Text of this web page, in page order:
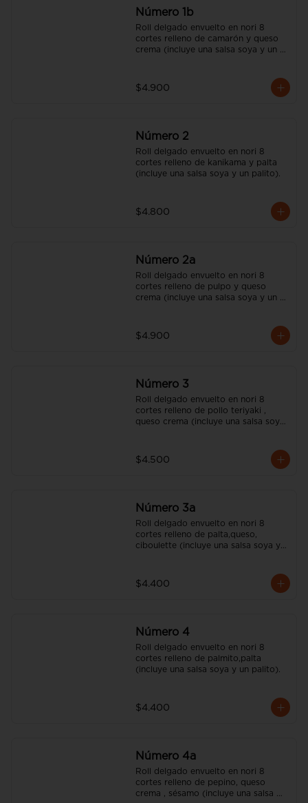
Número 1b
Roll delgado envuelto en nori 8
cortes relleno de camarón y queso
crema (incluye una salsa soya y un
$4.900
Número 2
Roll delgado envuelto en nori 8
cortes relleno de kanikama y palta
(incluye una salsa soya y un palito).
$4.800
Número 2a
Roll delgado envuelto en nori 8
cortes relleno de pulpo y queso
crema (incluye una salsa soya y un
$4.900
Número 3
Roll delgado envuelto en nori 8
cortes relleno de pollo teriyaki ,
queso crema (incluye una salsa soya
$4.500
Número 3a
Roll delgado envuelto en nori 8
cortes relleno de palta,queso,
ciboulette (incluye una salsa soya y
$4.400
Número 4
Roll delgado envuelto en nori 8
cortes relleno de palmito,palta
(incluye una salsa soya y un palito).
$4.400
Número 4a
Roll delgado envuelto en nori 8
cortes relleno de pepino, queso
crema , sésamo (incluye una salsa